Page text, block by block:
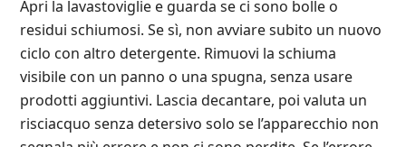
Apri la lavastoviglie e guarda se ci sono bolle o
residui schiumosi. Se sì, non avviare subito un nuovo
ciclo con altro detergente. Rimuovi la schiuma
visibile con un panno o una spugna, senza usare
prodotti aggiuntivi. Lascia decantare, poi valuta un
risciacquo senza detersivo solo se l’apparecchio non